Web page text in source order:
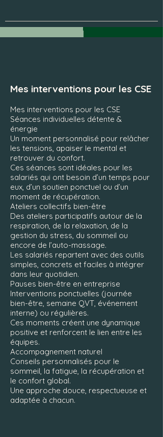
Mes interventions pour les CSE
Mes interventions pour les CSE
Séances individuelles détente &
énergie
Un moment personnalisé pour relâcher
les tensions, apaiser le mental et
retrouver du confort.
Ces séances sont idéales pour les
salariés qui ont besoin d’un temps pour
eux, d’un soutien ponctuel ou d’un
moment de récupération.
Ateliers collectifs bien-être
Des ateliers participatifs autour de la
respiration, de la relaxation, de la
gestion du stress, du sommeil ou
encore de l’auto-massage.
Les salariés repartent avec des outils
simples, concrets et faciles à intégrer
dans leur quotidien.
Pauses bien-être en entreprise
Interventions ponctuelles (journée
bien-être, semaine QVT, événement
interne) ou régulières.
Ces moments créent une dynamique
positive et renforcent le lien entre les
équipes.
Accompagnement naturel
Conseils personnalisés pour le
sommeil, la fatigue, la récupération et
le confort global.
Une approche douce, respectueuse et
adaptée à chacun.